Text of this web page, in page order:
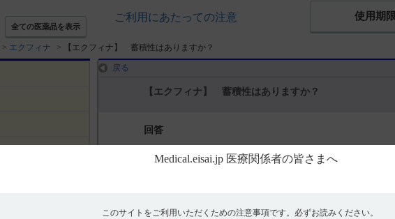
全ての医薬品を表示
ご利用にあたっての注意 使用期
> エクフィナ > 【エクフィナ】 蓄積性はありますか？
このサイトをご利用いただくための注意事項です。 必ずお読みください。
戻る
【エクフィナ】 蓄積性はありますか？
回答
電子添文には、蓄積性に関して以下の記載があります。
日本人健康成人にサフィナミド50mg、100mg及び200mgを食後に1日